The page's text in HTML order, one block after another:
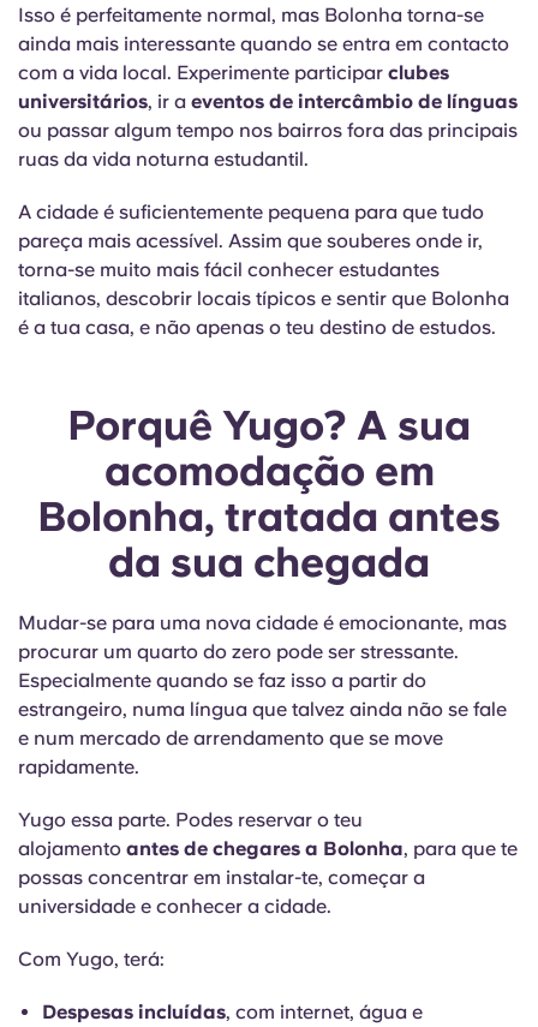
Isso é perfeitamente normal, mas Bolonha torna-se
ainda mais interessante quando se entra em contacto
com a vida local. Experimente participar clubes
universitários, ir a eventos de intercâmbio de línguas
ou passar algum tempo nos bairros fora das principais
ruas da vida noturna estudantil.
A cidade é suficientemente pequena para que tudo
pareça mais acessível. Assim que souberes onde ir,
torna-se muito mais fácil conhecer estudantes
italianos, descobrir locais típicos e sentir que Bolonha
é a tua casa, e não apenas o teu destino de estudos.
Porquê Yugo? A sua
acomodação em
Bolonha, tratada antes
da sua chegada
Mudar-se para uma nova cidade é emocionante, mas
procurar um quarto do zero pode ser stressante.
Especialmente quando se faz isso a partir do
estrangeiro, numa língua que talvez ainda não se fale
e num mercado de arrendamento que se move
rapidamente.
Yugo essa parte. Podes reservar o teu
alojamento antes de chegares a Bolonha, para que te
possas concentrar em instalar-te, começar a
universidade e conhecer a cidade.
Com Yugo, terá:
Despesas incluídas, com internet, água e